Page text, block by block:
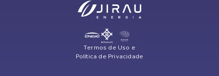
Termos de Uso e
Política de Privacidade